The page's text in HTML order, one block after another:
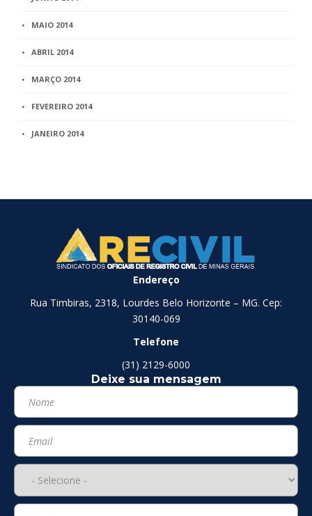
MAIO 2014
ABRIL 2014
MARÇO 2014
FEVEREIRO 2014
JANEIRO 2014
Endereço
Rua Timbiras, 2318, Lourdes Belo Horizonte – MG. Cep:
30140-069
Telefone
(31) 2129-6000
Deixe sua mensagem